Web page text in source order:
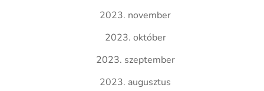
2023. november
2023. október
2023. szeptember
2023. augusztus